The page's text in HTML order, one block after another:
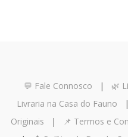
💬 Fale Connosco | 🌿
Livraria na Casa do Fauno
Originais | 📌 Termos e